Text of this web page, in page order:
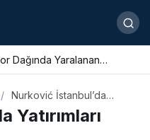
Dağında Yaralanan
Başarıyla Kurtarıldı
Nurković İstanbul’da
Yatırımları Görüştü
Yatırımları